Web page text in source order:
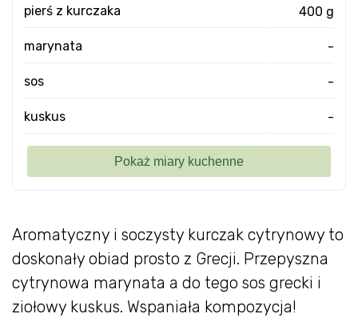
Aromatyczny i soczysty kurczak cytrynowy to
doskonały obiad prosto z Grecji. Przepyszna
cytrynowa marynata a do tego sos grecki i
ziołowy kuskus. Wspaniała kompozycja!
pierś z kurczaka 400 g
marynata -
sos -
kuskus -